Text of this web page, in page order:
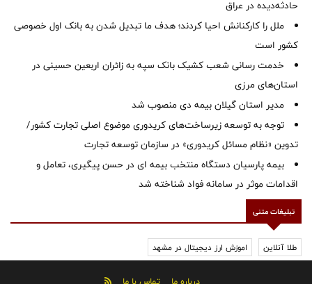
حادثه‌دیده در عراق
ملل را کارکنانش احیا کردند؛ هدف ما تبدیل شدن به بانک اول خصوصی
کشور است
خدمت رسانی شعب کشیک بانک سپه به زائران اربعین حسینی در
استان‌‌های مرزی
‌مدیر استان گیلان بیمه دی منصوب شد
توجه به توسعه زیرساخت‌های کریدوری موضوع اصلی تجارت کشور/
تدوین «نظام مسائل کریدوری» در سازمان توسعه تجارت
بیمه پارسیان دستگاه منتخب بیمه ای در حسن پیگیری، تعامل و
اقدامات موثر در سامانه فواد شناخته شد
تبلیغات متنی
طلا آنلاین اموزش ارز دیجیتال در مشهد